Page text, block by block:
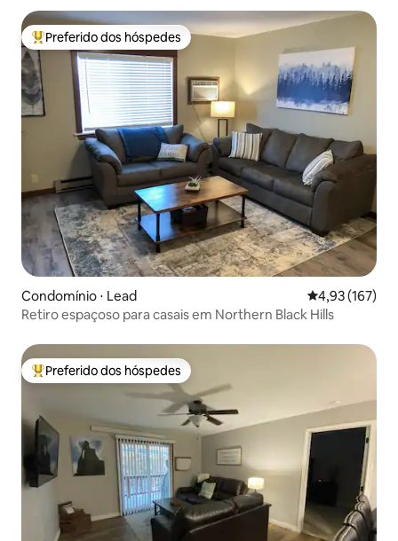
Entre os melhores preferidos dos hóspedes
Preferido dos hóspedes
Condomínio ⋅ Lead 4,93 de uma
4,93 (167)
Retiro espaçoso para casais em Northern Black Hills
Entre os melhores preferidos dos hóspedes
Preferido dos hóspedes